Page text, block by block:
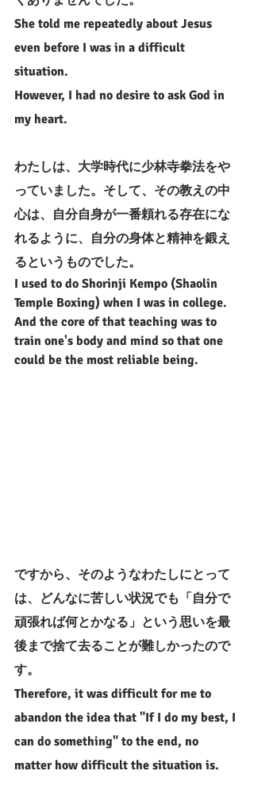
She told me repeatedly about Jesus
even before I was in a difficult
situation.
However, I had no desire to ask God in
my heart.
わたしは、大学時代に少林寺拳法をや
っていました。そして、その教えの中
心は、自分自身が一番頼れる存在にな
れるように、自分の身体と精神を鍛え
るというものでした。
I used to do Shorinji Kempo (Shaolin
Temple Boxing) when I was in college.
And the core of that teaching was to
train one's body and mind so that one
could be the most reliable being.
ですから、そのようなわたしにとって
は、どんなに苦しい状況でも「自分で
頑張れば何とかなる」という思いを最
後まで捨て去ることが難しかったので
す。
Therefore, it was difficult for me to
abandon the idea that "If I do my best, I
can do something" to the end, no
matter how difficult the situation is.